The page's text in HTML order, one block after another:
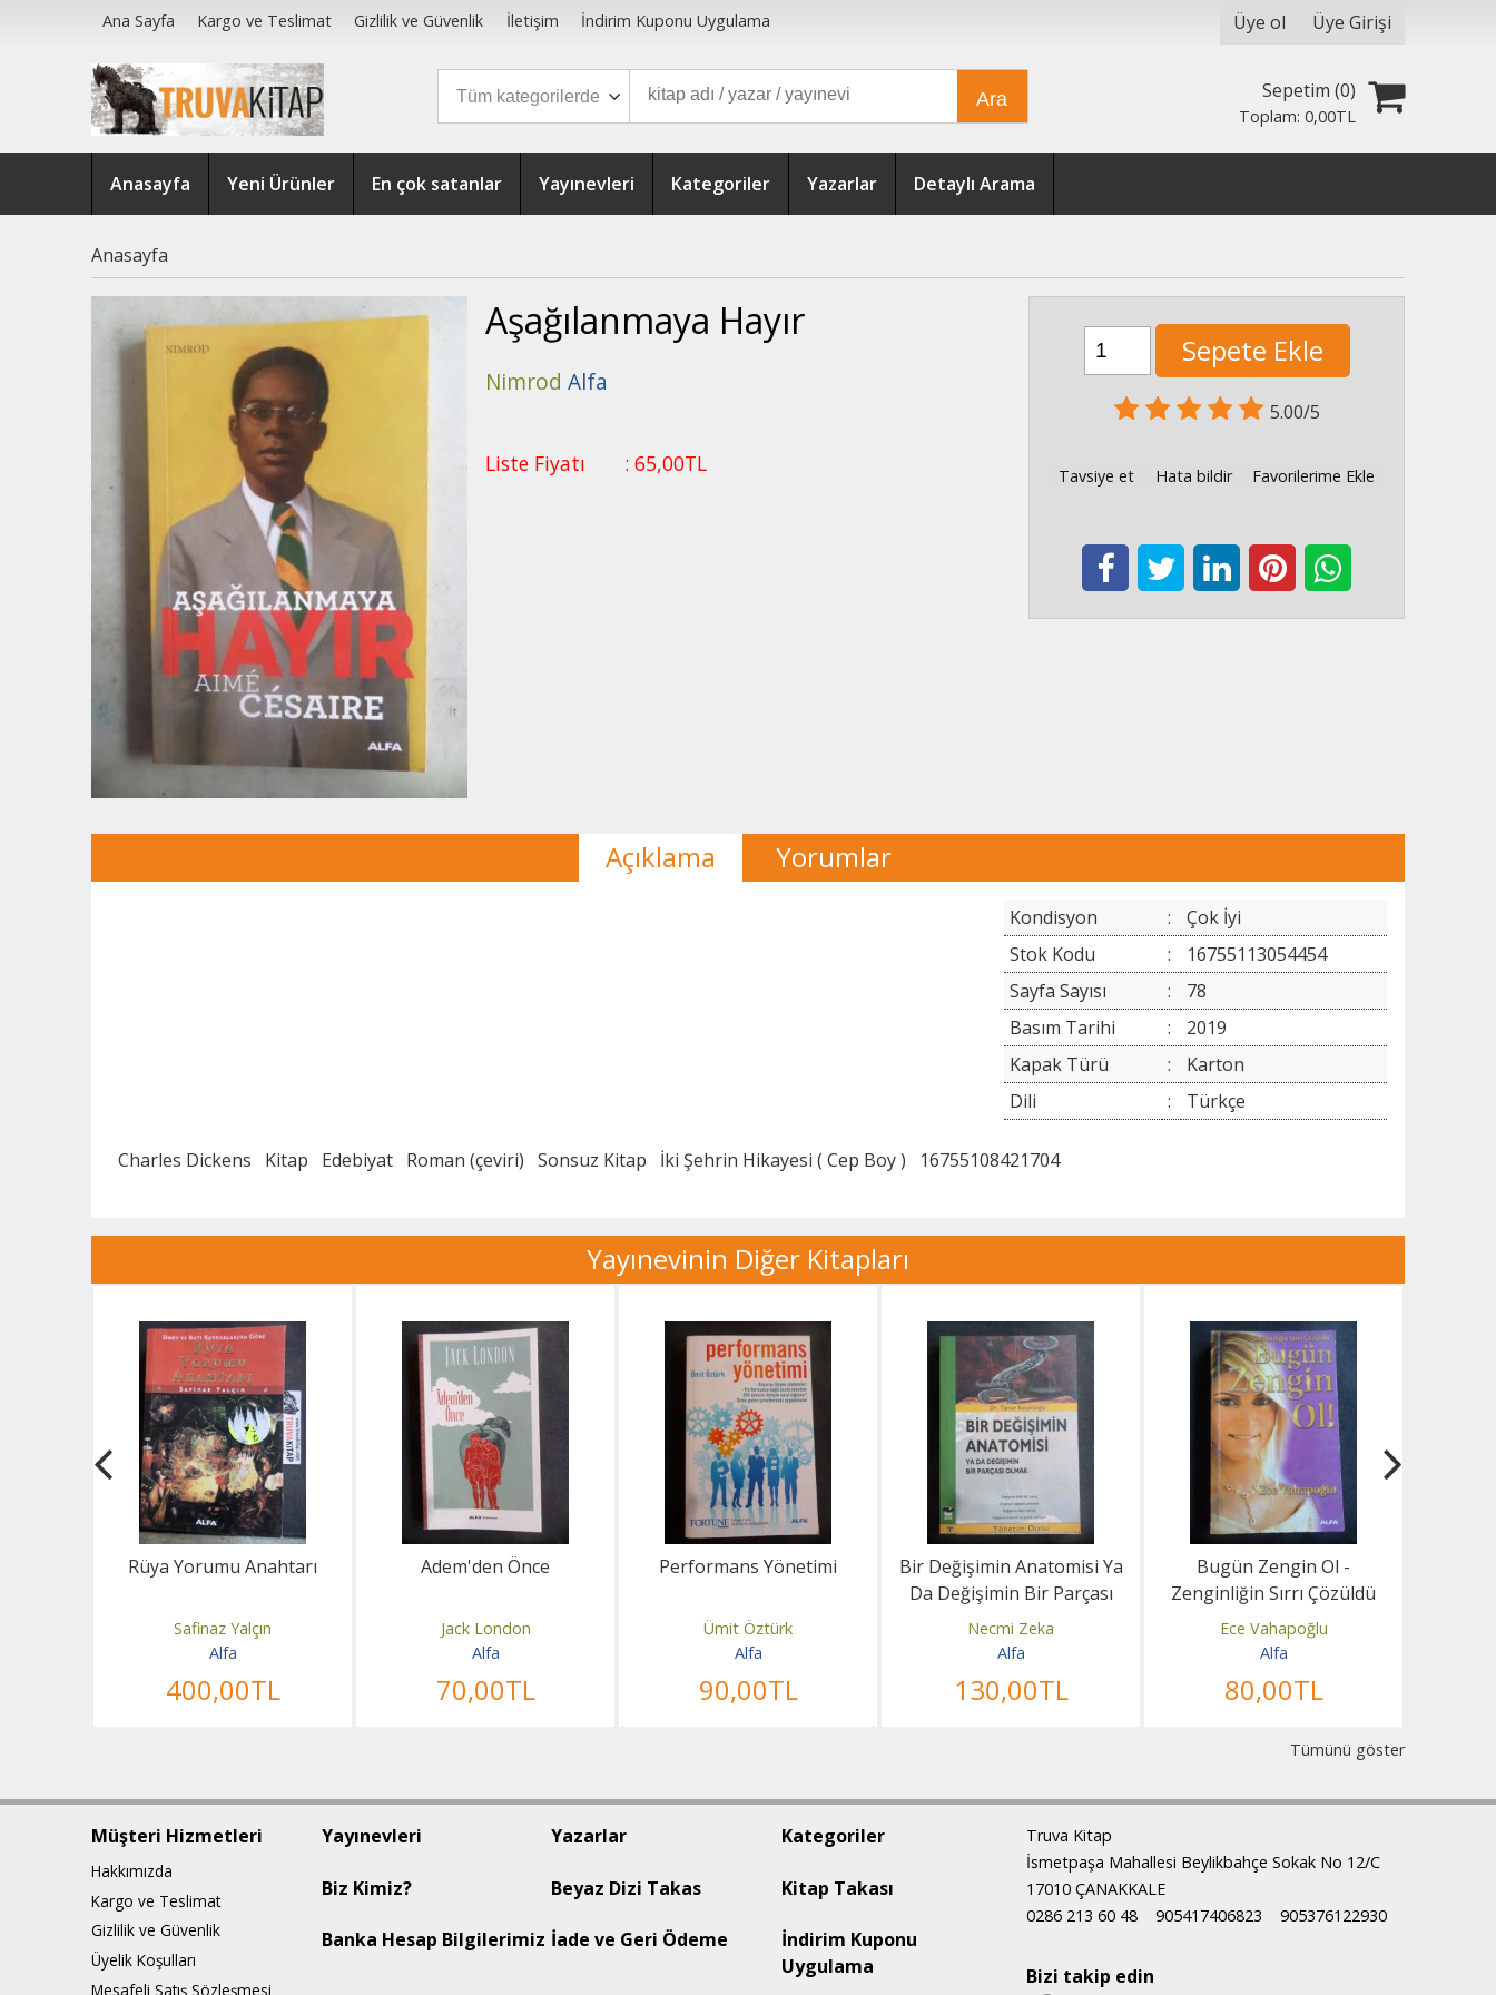
Ana Sayfa Kargo ve Teslimat Gizlilik ve Güvenlik İletişim İndirim Kuponu Uygulama Üye ol Üye Girişi
Ara Sepetim (0)
Toplam:0,00TL
Anasayfa Yeni Ürünler En çok satanlar Yayınevleri Kategoriler Yazarlar Detaylı Arama
Anasayfa
Aşağılanmaya Hayır
Nimrod Alfa
Liste Fiyatı : 65,00TL
Sepete Ekle
5.00/5
Tavsiye et Hata bildir Favorilerime Ekle
Açıklama Yorumlar
Kondisyon :
Çok İyi
Stok Kodu
:
16755113054454
Sayfa Sayısı
:
78
Basım Tarihi
:
2019
Kapak Türü
:
Karton
Dili
: Türkçe
Charles Dickens Kitap Edebiyat Roman (çeviri) Sonsuz Kitap İki Şehrin Hikayesi ( Cep Boy ) 16755108421704
Yayınevinin Diğer Kitapları
Rüya Yorumu Anahtarı
Safinaz Yalçın
Alfa
400,00TL
Adem'den Önce
Jack London
Alfa
70,00TL
Performans Yönetimi
Ümit Öztürk
Alfa
90,00TL
Bir Değişimin Anatomisi Ya
Da Değişimin Bir Parçası
Olmak
Necmi Zeka
Alfa
130,00TL
Bugün Zengin Ol -
Zenginliğin Sırrı Çözüldü
Ece Vahapoğlu
Alfa
80,00TL
Tümünü göster
Müşteri Hizmetleri
Hakkımızda
Kargo ve Teslimat
Gizlilik ve Güvenlik
Üyelik Koşulları
Mesafeli Satış Sözleşmesi
Yayınevleri Yazarlar Kategoriler
Biz Kimiz? Beyaz Dizi Takas Kitap Takası
Banka Hesap Bilgilerimiz İade ve Geri Ödeme
İndirim Kuponu
Uygulama
Truva Kitap
İsmetpaşa Mahallesi Beylikbahçe Sokak No 12/C
17010 ÇANAKKALE
0286 213 60 48
905417406823 905376122930
Bizi takip edin